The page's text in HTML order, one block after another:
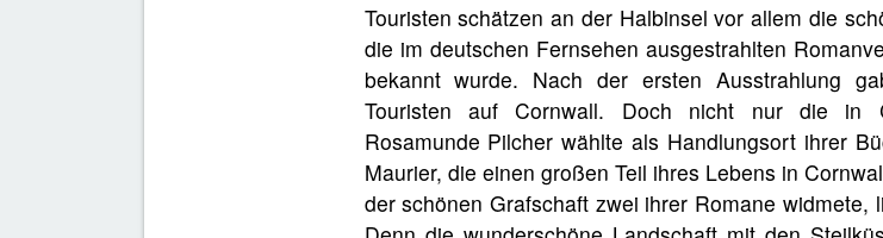
Touristen schätzen an der Halbinsel vor allem die
die im deutschen Fernsehen ausgestrahlten
bekannt wurde. Nach der ersten Ausstrahlung
Touristen auf Cornwall. Doch nicht nur die in
Rosamunde Pilcher wählte als Handlungsort ihrer
Maurier, die einen großen Teil ihres Lebens in
der schönen Grafschaft zwei ihrer Romane